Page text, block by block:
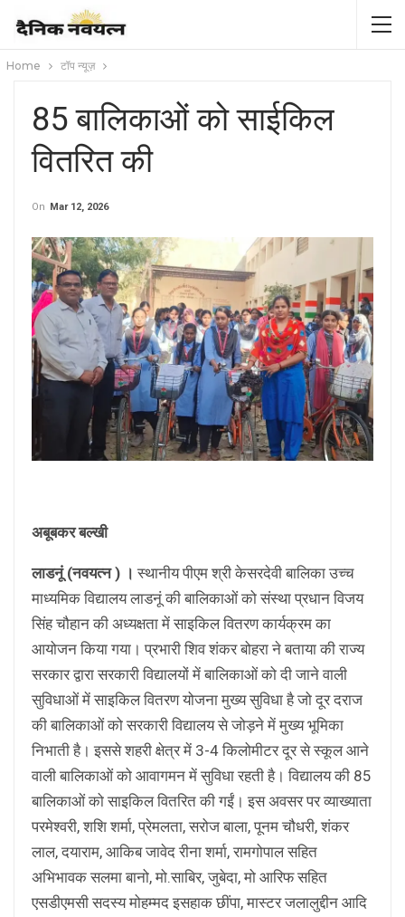
Home टॉप न्यूज़
85 बालिकाओं को साईकिल
वितरित की
On Mar 12, 2026
अबूबकर बल्खी
लाडनूं (नवयत्न ) । स्थानीय पीएम श्री केसरदेवी बालिका उच्च
माध्यमिक विद्यालय लाडनूं की बालिकाओं को संस्था प्रधान विजय
सिंह चौहान की अध्यक्षता में साइकिल वितरण कार्यक्रम का
आयोजन किया गया। प्रभारी शिव शंकर बोहरा ने बताया की राज्य
सरकार द्वारा सरकारी विद्यालयों में बालिकाओं को दी जाने वाली
सुविधाओं में साइकिल वितरण योजना मुख्य सुविधा है जो दूर दराज
की बालिकाओं को सरकारी विद्यालय से जोड़ने में मुख्य भूमिका
निभाती है। इससे शहरी क्षेत्र में 3-4 किलोमीटर दूर से स्कूल आने
वाली बालिकाओं को आवागमन में सुविधा रहती है। विद्यालय की 85
बालिकाओं को साइकिल वितरित की गईं। इस अवसर पर व्याख्याता
परमेश्वरी, शशि शर्मा, प्रेमलता, सरोज बाला, पूनम चौधरी, शंकर
लाल, दयाराम, आकिब जावेद रीना शर्मा, रामगोपाल सहित
अभिभावक सलमा बानो, मो.साबिर, जुबेदा, मो आरिफ सहित
एसडीएमसी सदस्य मोहम्मद इसहाक छींपा, मास्टर जलालुद्दीन आदि